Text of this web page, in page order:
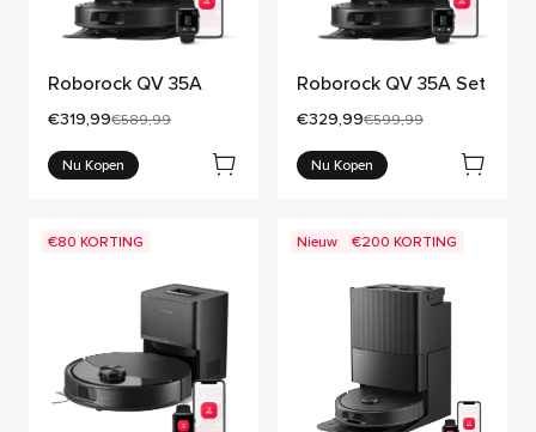
Roborock QV 35A
Huidige prijs:
€319,99Oorspronkelijke prijs:
€589,99
Nu Kopen
Roborock QV 35A Set
Huidige prijs:
€329,99Oorspronkelijke prijs:
€599,99
Nu Kopen
€80 KORTING Nieuw €200 KORTING